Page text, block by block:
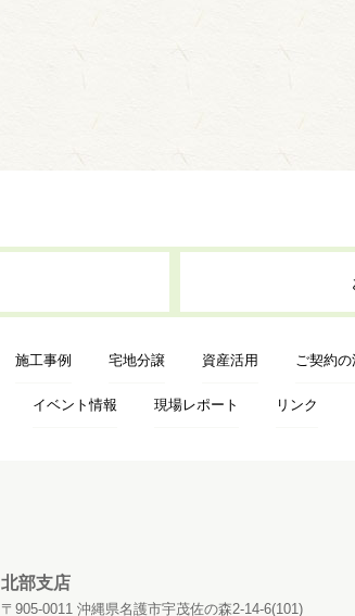
施工事例 宅地分譲 資産活用 ご契約の
イベント情報 現場レポート リンク
北部支店
〒905-0011 沖縄県名護市宇茂佐の森2-14-6(101)